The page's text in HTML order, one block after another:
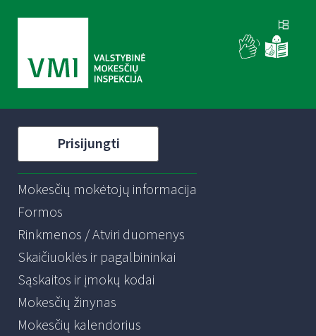
Prisijungti
Mokesčių mokėtojų informacija
Formos
Rinkmenos / Atviri duomenys
Skaičiuoklės ir pagalbininkai
Sąskaitos ir įmokų kodai
Mokesčių žinynas
Mokesčių kalendorius